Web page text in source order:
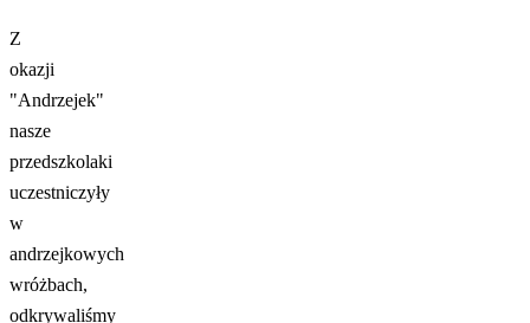
Z
okazji
"Andrzejek"
nasze
przedszkolaki
uczestniczyły
w
andrzejkowych
wróżbach,
odkrywaliśmy